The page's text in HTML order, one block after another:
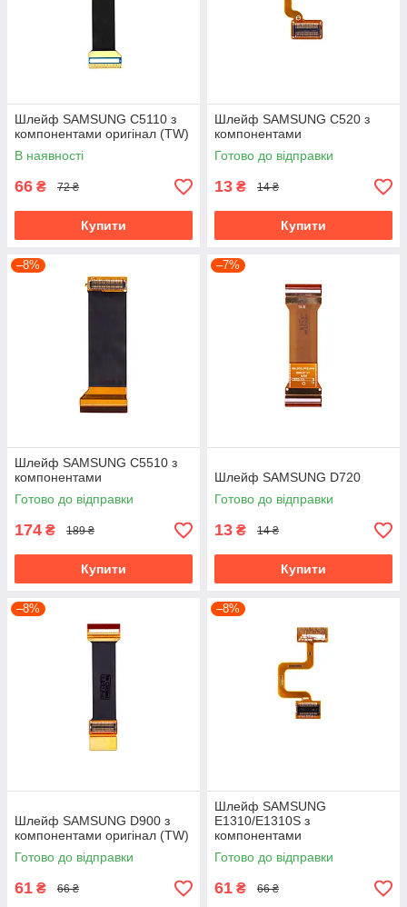
Шлейф SAMSUNG C5110 з
компонентами оригінал (TW)
В наявності
66 ₴ 72 ₴
Купити
Шлейф SAMSUNG C520 з
компонентами
Готово до відправки
13 ₴ 14 ₴
Купити
–8%
Шлейф SAMSUNG C5510 з
компонентами
Готово до відправки
174 ₴ 189 ₴
Купити
–7%
Шлейф SAMSUNG D720
Готово до відправки
13 ₴ 14 ₴
Купити
–8%
Шлейф SAMSUNG D900 з
компонентами оригінал (TW)
Готово до відправки
61 ₴ 66 ₴
–8%
Шлейф SAMSUNG
E1310/E1310S з
компонентами
Готово до відправки
61 ₴ 66 ₴